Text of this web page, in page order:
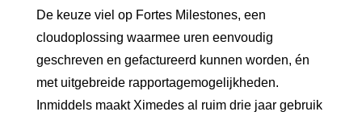
De keuze viel op Fortes Milestones, een
cloudoplossing waarmee uren eenvoudig
geschreven en gefactureerd kunnen worden, én
met uitgebreide rapportagemogelijkheden.
Inmiddels maakt Ximedes al ruim drie jaar gebruik